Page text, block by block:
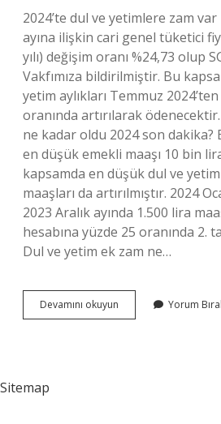
2024’te dul ve yetimlere zam var
ayına ilişkin cari genel tüketici
yılı) değişim oranı %24,73 olup
Vakfımıza bildirilmiştir. Bu
yetim aylıkları Temmuz
oranında artırılarak
ne kadar oldu 2024 son dakika?
en düşük emekli maaşı 10 bin
kapsamda en düşük dul ve yetim
maaşları da artırılmıştır. 2024
2023 Aralık ayında 1.500 lira
hesabına yüzde 25 oranında 2.
Dul ve yetim ek zam ne…
Devamını okuyun
Ve
Yorum
Sitemap